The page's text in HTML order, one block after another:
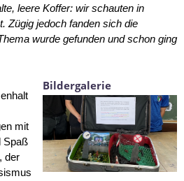
leere Koffer: wir schauten in
Zügig jedoch fanden sich die
wurde gefunden und schon ging
Bildergalerie
mit
Spaß
der